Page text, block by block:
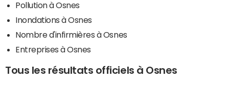
Pollution à Osnes
Inondations à Osnes
Nombre d'infirmières à Osnes
Entreprises à Osnes
Tous les résultats officiels à Osnes